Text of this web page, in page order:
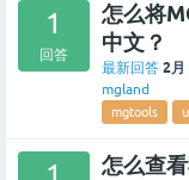
1
回答
怎么将
中文？
最新回答 2月
mgland
mgtools
怎么查